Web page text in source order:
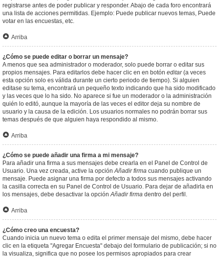
registrarse antes de poder publicar y responder. Abajo de cada foro encontrará
una lista de acciones permitidas. Ejemplo: Puede publicar nuevos temas, Puede
votar en las encuestas, etc.
Arriba
¿Cómo se puede editar o borrar un mensaje?
A menos que sea administrador o moderador, solo puede borrar o editar sus
propios mensajes. Para editarlos debe hacer clic en en botón editar(a veces
esta opción solo es válida durante un cierto periodo de tiempo). Si alguien
editase su tema, encontrará un pequeño texto indicando que ha sido modificado
y las veces que lo ha sido. No aparece si fue un moderador o la administración
quién lo editó, aunque la mayoría de las veces el editor deja su nombre de
usuario y la causa de la edición. Los usuarios normales no podrán borrar sus
temas después de que alguien haya respondido al mismo.
Arriba
¿Cómo se puede añadir una firma a mi mensaje?
Para añadir una firma a sus mensajes debe crearla en el Panel de Control de
Usuario. Una vez creada, active la opciónAñadir firma cuando publique un
mensaje. Puede asignar una firma por defecto a todos sus mensajes activando
la casilla correcta en su Panel de Control de Usuario. Para dejar de añadirla en
los mensajes, debe desactivar la opciónAñadir firma dentro del perfil.
Arriba
¿Cómo creo una encuesta?
Cuando inicia un nuevo tema o edita el primer mensaje del mismo, debe hacer
clic en la etiqueta "Agregar Encuesta" debajo del formulario de publicación; si no
la visualiza, significa que no posee los permisos apropiados para crear